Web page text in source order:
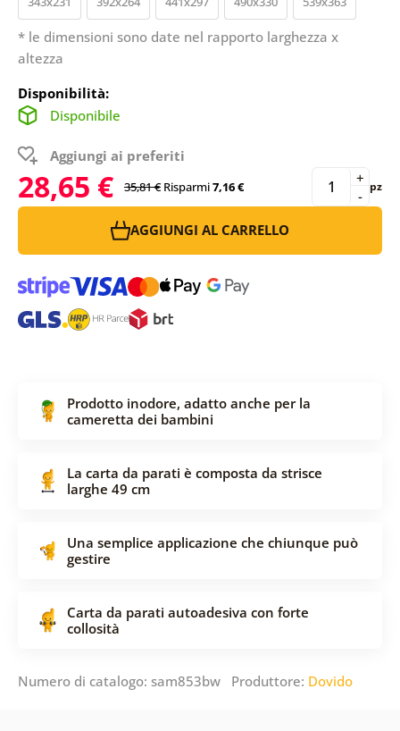
* le dimensioni sono date nel rapporto larghezza x
altezza
Disponibilità:
Disponibile
Aggiungi ai preferiti
28,65 € 35,81 € Risparmi7,16 € -
+ pz
AGGIUNGI AL CARRELLO
Prodotto inodore, adatto anche per la
cameretta dei bambini
La carta da parati è composta da strisce
larghe 49 cm
Una semplice applicazione che chiunque può
gestire
Carta da parati autoadesiva con forte
collosità
Numero di catalogo: sam853bw Produttore: Dovido